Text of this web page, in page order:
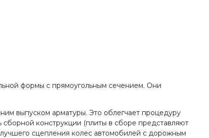
формы с прямоугольным сечением. Они
выпуском арматуры. Это облегчает процедуру
конструкции (плиты в сборе представляют
сцепления колес автомобилей с дорожным